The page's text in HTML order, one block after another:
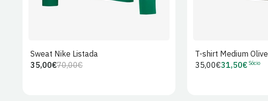
Sweat Nike Listada
Preço
70,00€Preço
35,00€
T-shirt Medium Olive
Preço
35,00€Preço
31,50€ Sócio